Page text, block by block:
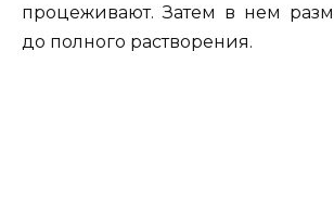
процеживают. Затем в нем
до полного растворения.